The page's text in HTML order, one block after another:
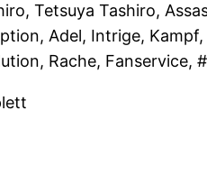
Tetsuya Tashiro,
Adel, Intrige, Kampf,
Rache, Fanservice,